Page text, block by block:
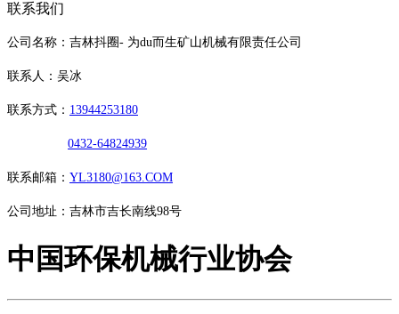
联系我们
公司名称：吉林抖圈- 为du而生矿山机械有限责任公司
联系人：吴冰
联系方式： 13944253180
0432-64824939
联系邮箱： YL3180@163.COM
公司地址：吉林市吉长南线98号
中国环保机械行业协会